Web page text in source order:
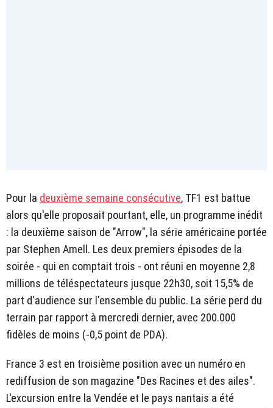
Pour la deuxième semaine consécutive, TF1 est battue
alors qu'elle proposait pourtant, elle, un programme inédit
: la deuxième saison de "Arrow", la série américaine portée
par Stephen Amell. Les deux premiers épisodes de la
soirée - qui en comptait trois - ont réuni en moyenne 2,8
millions de téléspectateurs jusque 22h30, soit 15,5% de
part d'audience sur l'ensemble du public. La série perd du
terrain par rapport à mercredi dernier, avec 200.000
fidèles de moins (-0,5 point de PDA).
France 3 est en troisième position avec un numéro en
rediffusion de son magazine "Des Racines et des ailes".
L'excursion entre la Vendée et le pays nantais a été